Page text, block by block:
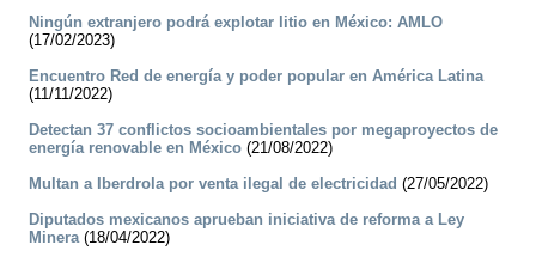
Ningún extranjero podrá explotar litio en México: AMLO
(17/02/2023)
Encuentro Red de energía y poder popular en América Latina
(11/11/2022)
Detectan 37 conflictos socioambientales por megaproyectos de
energía renovable en México (21/08/2022)
Multan a Iberdrola por venta ilegal de electricidad (27/05/2022)
Diputados mexicanos aprueban iniciativa de reforma a Ley
Minera(18/04/2022)